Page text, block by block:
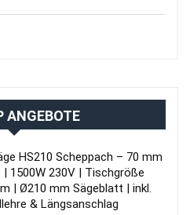
ANGEBOTE
HS210 Scheppach – 70 mm
1500W 230V | Tischgröße
| Ø210 mm Sägeblatt | inkl.
& Längsanschlag